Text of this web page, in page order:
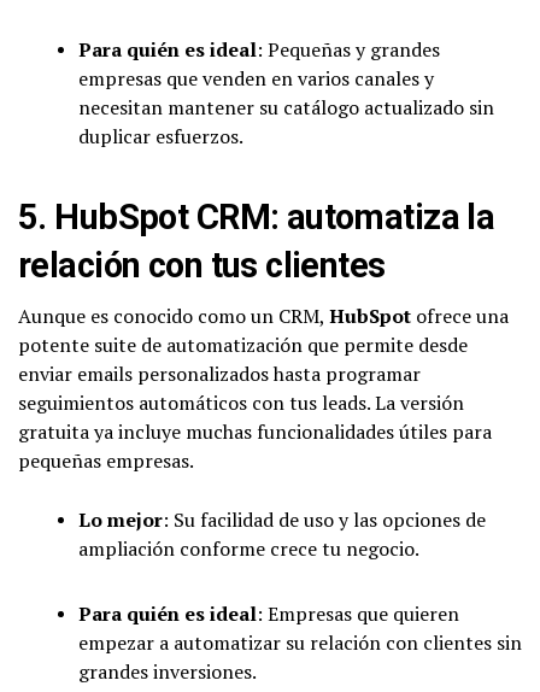
Para quién es ideal: Pequeñas y grandes
empresas que venden en varios canales y
necesitan mantener su catálogo actualizado sin
duplicar esfuerzos.
5. HubSpot CRM: automatiza la
relación con tus clientes
Aunque es conocido como un CRM, HubSpot ofrece una
potente suite de automatización que permite desde
enviar emails personalizados hasta programar
seguimientos automáticos con tus leads. La versión
gratuita ya incluye muchas funcionalidades útiles para
pequeñas empresas.
Lo mejor: Su facilidad de uso y las opciones de
ampliación conforme crece tu negocio.
Para quién es ideal: Empresas que quieren
empezar a automatizar su relación con clientes sin
grandes inversiones.